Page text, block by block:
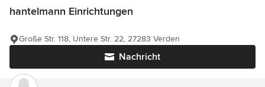
hantelmann Einrichtungen
Nachricht
Große Str. 118, Untere Str. 22, 27283 Verden